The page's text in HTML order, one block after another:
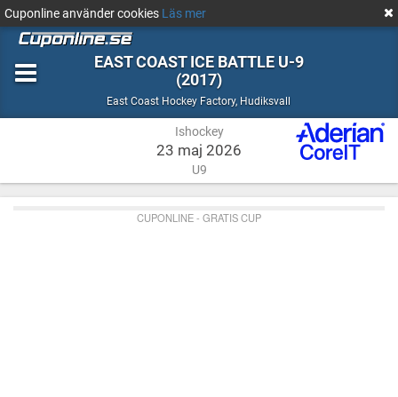
Cuponline använder cookies Läs mer
EAST COAST ICE BATTLE U-9
(2017)
East Coast Hockey Factory, Ishockey
Hudiksvall
Ishockey
23 maj 2026
U9
CUPONLINE - GRATIS CUP